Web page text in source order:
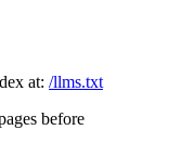
at: /llms.txt
before